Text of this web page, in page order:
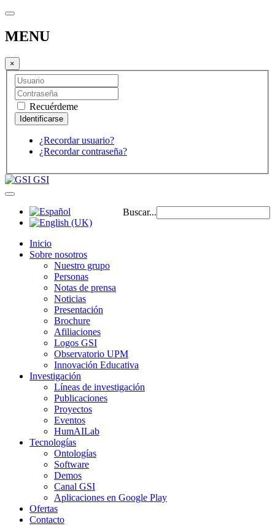
MENU
×
Recuérdeme
¿Recordar usuario?
¿Recordar contraseña?
GSI
Buscar...
Inicio
Sobre nosotros
Nuestro grupo
Personas
Notas de prensa
Noticias
Presentación
Brochure
Afiliaciones
Logos GSI
Observatorio UPM
Innovación Educativa
Investigación
Líneas de investigación
Publicaciones
Proyectos
Eventos
HumAILab
Tecnologías
Ontologías
Software
Demos
Canal GSI
Aplicaciones en Google Play
Ofertas
Contacto